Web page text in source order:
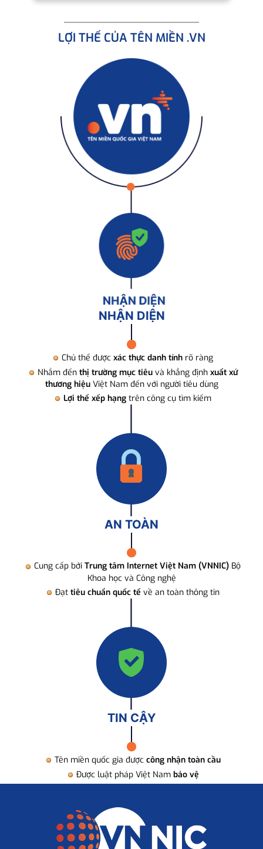
LỢI THẾ CỦA TÊN MIỀN .VN
NHẬN DIỆN
Chủ thể được xác thực danh tính rõ ràng
Nhắm đến thị trường mục tiêuvà khẳng định xuất xứ
thương hiệuViệt Nam đến với người tiêu dùng
Lợi thế xếp hạng trên công cụ tìm kiếm
AN TOÀN
Cung cấp bởi Trung tâm Internet Việt Nam (VNNIC) Bộ
Khoa học và Công nghệ
Đạt tiêu chuẩn quốc tế về an toàn thông tin
TIN CẬY
Tên miền quốc gia được công nhận toàn cầu
Được luật pháp Việt Nam bảo vệ